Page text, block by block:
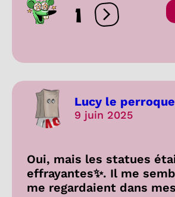
1 Ouvrir les
Lucy le
9 juin 2025
Oui, mais les statues
effrayantes✨. Il me
me regardaient dans